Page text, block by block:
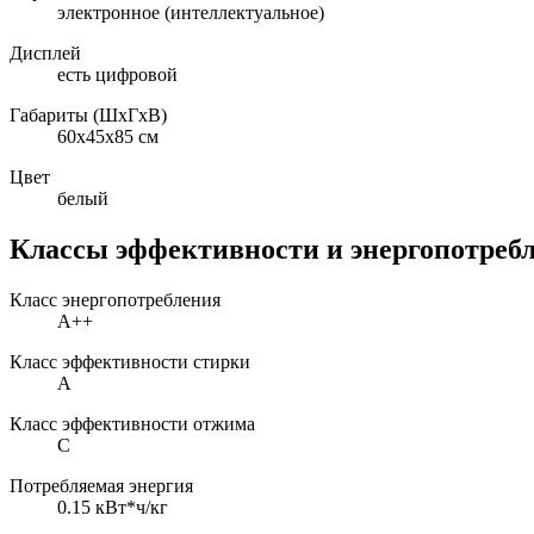
электронное (интеллектуальное)
Дисплей
есть цифровой
Габариты (ШxГxВ)
60x45x85 см
Цвет
белый
Классы эффективности и
Класс энергопотребления
A++
Класс эффективности стирки
A
Класс эффективности отжима
C
Потребляемая энергия
0.15 кВт*ч/кг